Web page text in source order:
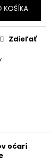
KOŠÍKA
Zdieľať
očarí